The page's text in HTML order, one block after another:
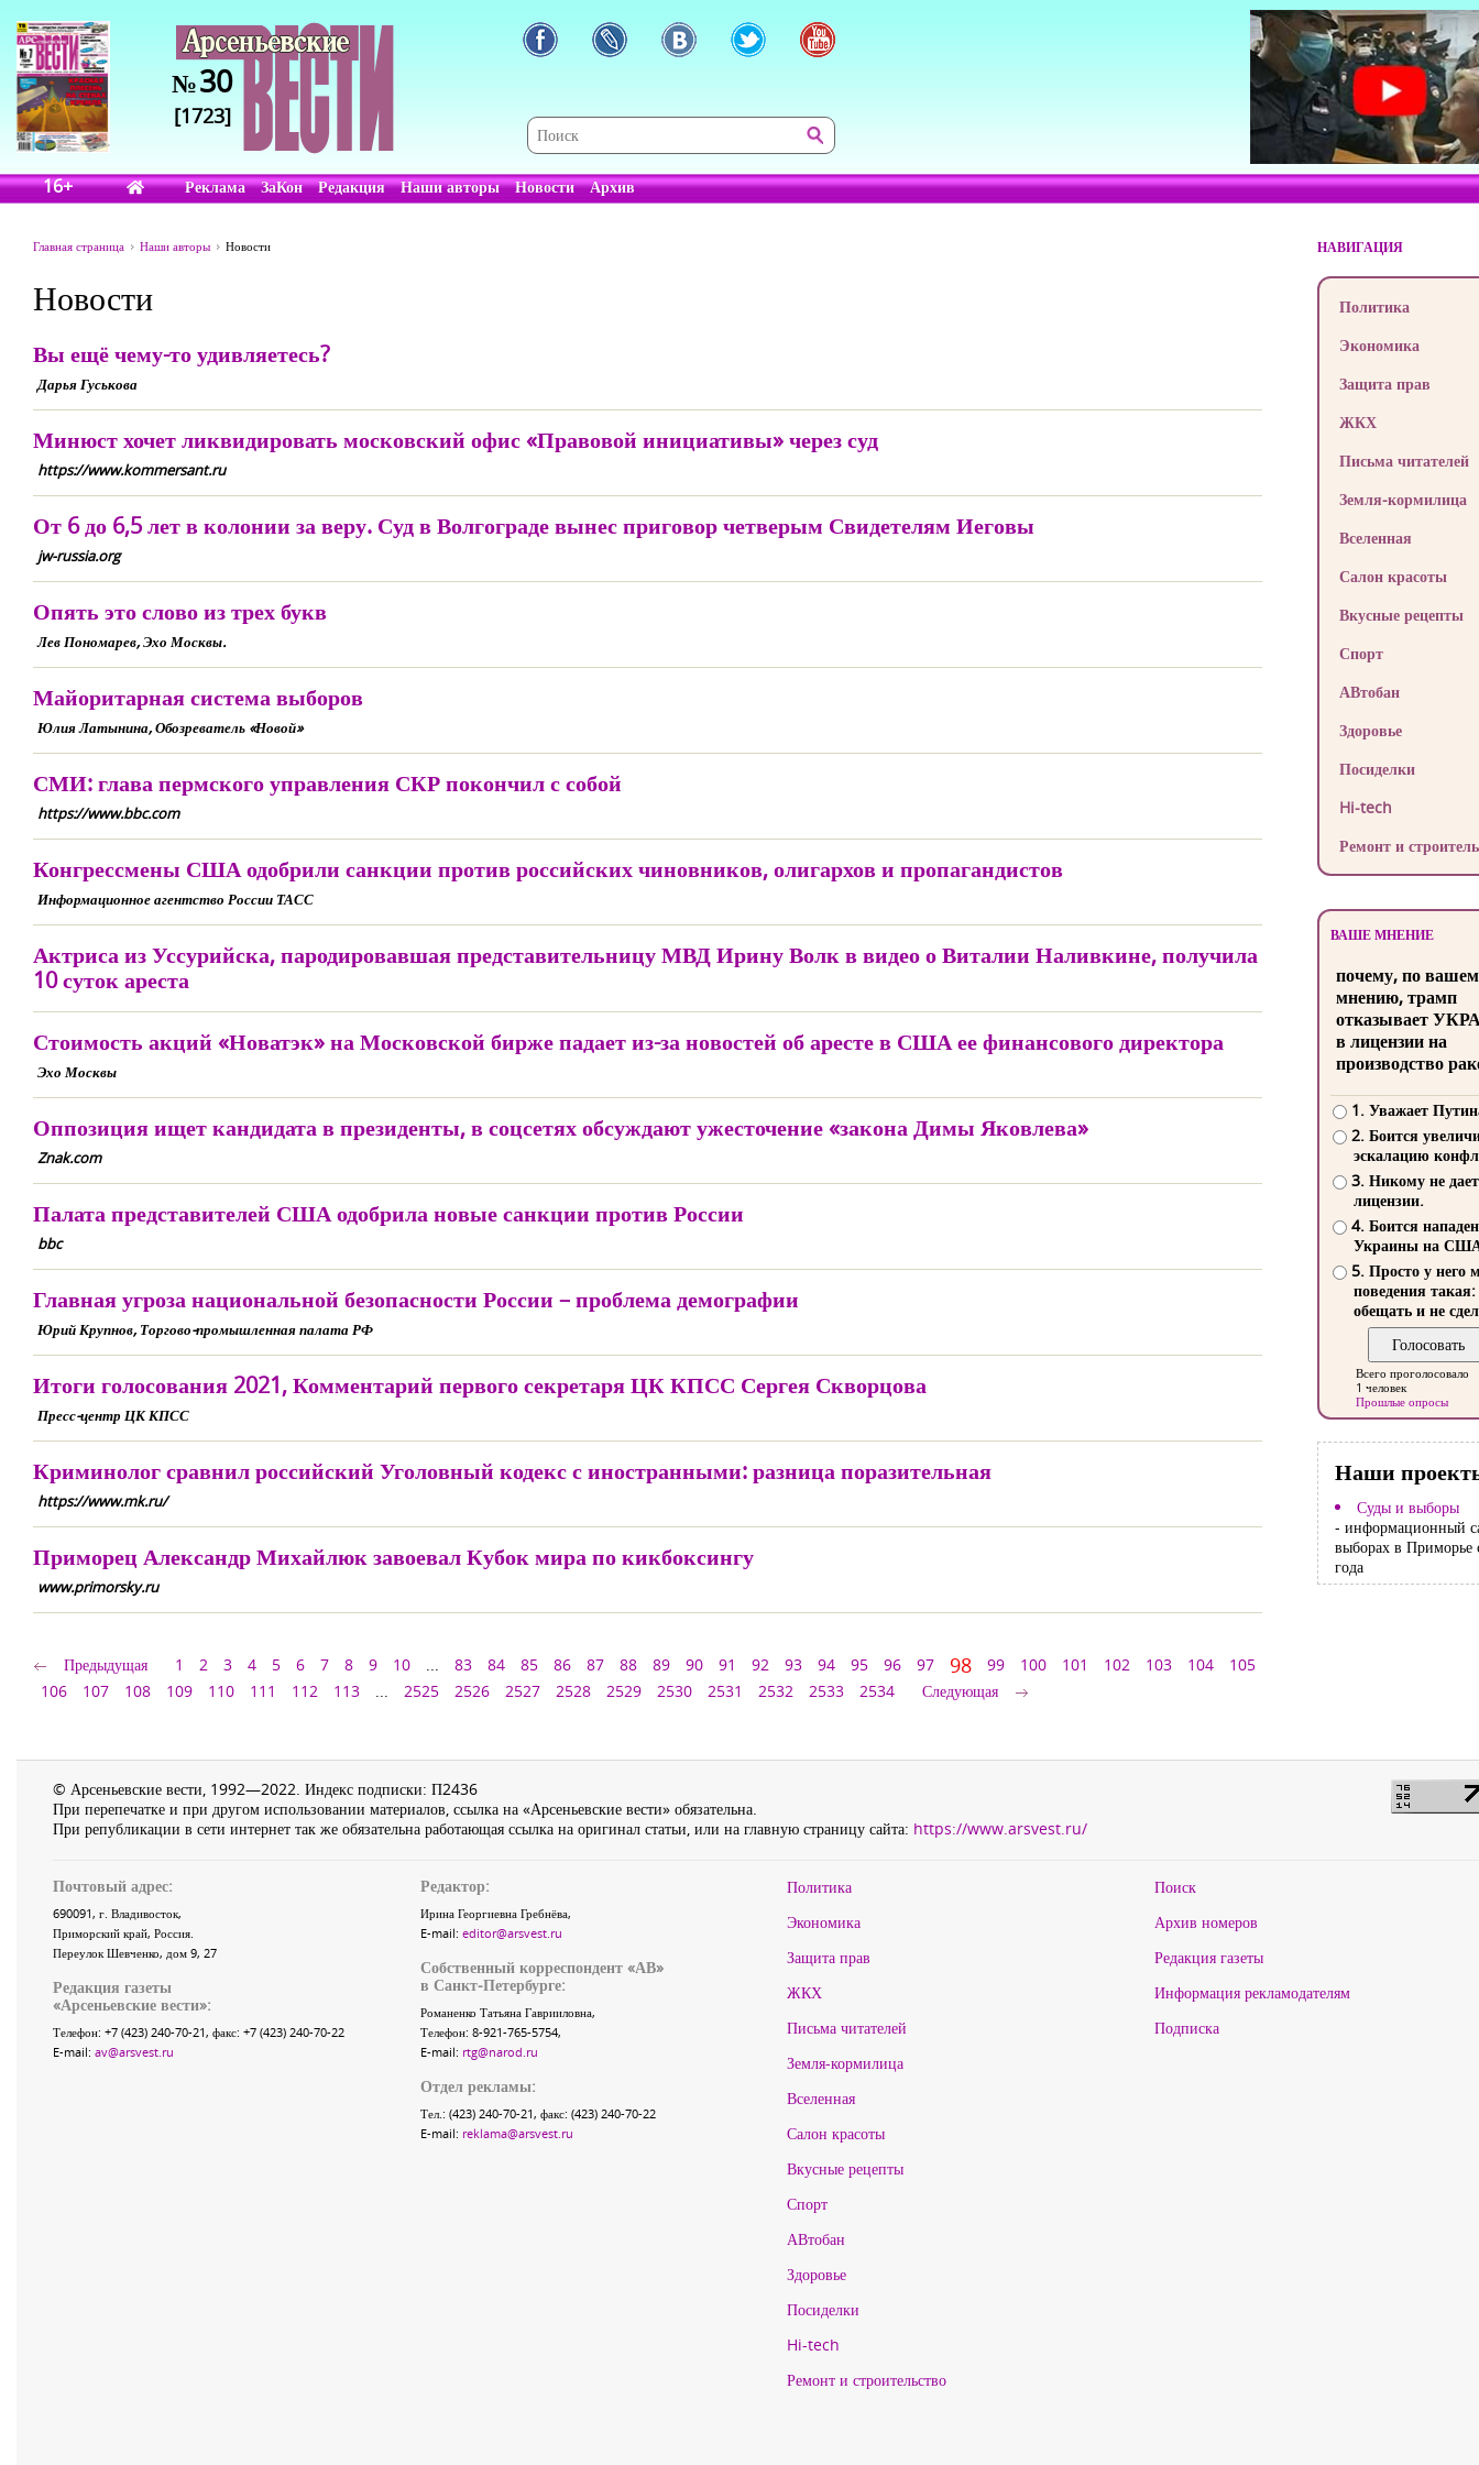
№30
[1723]
16+ Реклама ЗаКон Редакция Наши авторы Новости Архив
Главная страница Наши авторы Новости
Новости
Вы ещё чему-то удивляетесь?
Дарья Гуськова
Минюст хочет ликвидировать московский офис «Правовой инициативы» через суд
https://www.kommersant.ru
От 6 до 6,5 лет в колонии за веру. Суд в Волгограде вынес приговор четверым Свидетелям Иеговы
jw-russia.org
Опять это слово из трех букв
Лев Пономарев, Эхо Москвы.
Майоритарная система выборов
Юлия Латынина, Обозреватель «Новой»
СМИ: глава пермского управления СКР покончил с собой
https://www.bbc.com
Конгрессмены США одобрили санкции против российских чиновников, олигархов и пропагандистов
Информационное агентство России ТАСС
Актриса из Уссурийска, пародировавшая представительницу МВД Ирину Волк в видео о Виталии Наливкине, получила
10 суток ареста
Стоимость акций «Новатэк» на Московской бирже падает из-за новостей об аресте в США ее финансового директора
Эхо Москвы
Оппозиция ищет кандидата в президенты, в соцсетях обсуждают ужесточение «закона Димы Яковлева»
Znak.com
Палата представителей США одобрила новые санкции против России
bbc
Главная угроза национальной безопасности России – проблема демографии
Юрий Крупнов, Торгово-промышленная палата РФ
Итоги голосования 2021, Комментарий первого секретаря ЦК КПСС Сергея Скворцова
Пресс-центр ЦК КПСС
Криминолог сравнил российский Уголовный кодекс с иностранными: разница поразительная
https://www.mk.ru/
Приморец Александр Михайлюк завоевал Кубок мира по кикбоксингу
www.primorsky.ru
Предыдущая 1 2 3 4 5 6 7 8 9 10 ... 83 84 85 86 87 88 89 90 91 92 93 94 95 96 97 98 99 100 101 102 103 104
105
106
107 108 109 110 111 112 113 ... 2525 2526 2527 2528 2529 2530 2531 2532 2533 2534 Следующая
НАВИГАЦИЯ
Политика
Экономика
Защита прав
ЖКХ
Письма читателей
Земля-кормилица
Вселенная
Салон красоты
Вкусные рецепты
Спорт
АВтобан
Здоровье
Посиделки
Hi-tech
Ремонт и
ВАШЕ МНЕНИЕ
почему, по
мнению, трамп
отказывает
в лицензии на
производство
1. Уважает
2. Боится
эскалацию
3. Никому не
лицензии.
4. Боится
Украины на
5. Просто у него
поведения такая:
обещать и не
Всего проголосовало
1 человек
Прошлые опросы
Наши
Суды и выборы
- информационный
выборах в Приморье
года
© Арсеньевские вести, 1992—2022. Индекс подписки: П2436
При перепечатке и при другом использовании материалов, ссылка на «Арсеньевские вести» обязательна.
При републикации в сети интернет так же обязательна работающая ссылка на оригинал статьи, или на главную страницу сайта: https://www.arsvest.ru/
Почтовый адрес:
690091, г. Владивосток,
Приморский край, Россия.
Переулок Шевченко, дом 9, 27
Редакция газеты
«Арсеньевские вести»:
Телефон: +7 (423) 240-70-21, факс: +7 (423) 240-70-22
E-mail: av@arsvest.ru
Редактор:
Ирина Георгиевна Гребнёва,
E-mail: editor@arsvest.ru
Собственный корреспондент «АВ»
в Санкт-Петербурге:
Романенко Татьяна Гаврииловна,
Телефон: 8-921-765-5754,
E-mail: rtg@narod.ru
Отдел рекламы:
Тел.: (423) 240-70-21, факс: (423) 240-70-22
E-mail: reklama@arsvest.ru
Политика
Экономика
Защита прав
ЖКХ
Письма читателей
Земля-кормилица
Вселенная
Салон красоты
Вкусные рецепты
Спорт
АВтобан
Здоровье
Посиделки
Hi-tech
Ремонт и строительство
Поиск
Архив номеров
Редакция газеты
Информация рекламодателям
Подписка